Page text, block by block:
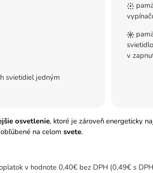
svietidiel jedným
v
osvetlenie, ktoré je zároveň energeticky
na celom svete.
v hodnote 0,40€ bez DPH (0,49€ s